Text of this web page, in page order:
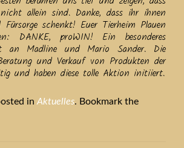
nicht allein sind. Danke, dass ihr ihnen
schenkt! Euer Tierheim Plauen
DANKE, proWIN! Ein besonderes
an Madline und Mario Sander. Die
und Verkauf von Produkten der
und haben diese tolle Aktion initiiert.
in Aktuelles. Bookmark the